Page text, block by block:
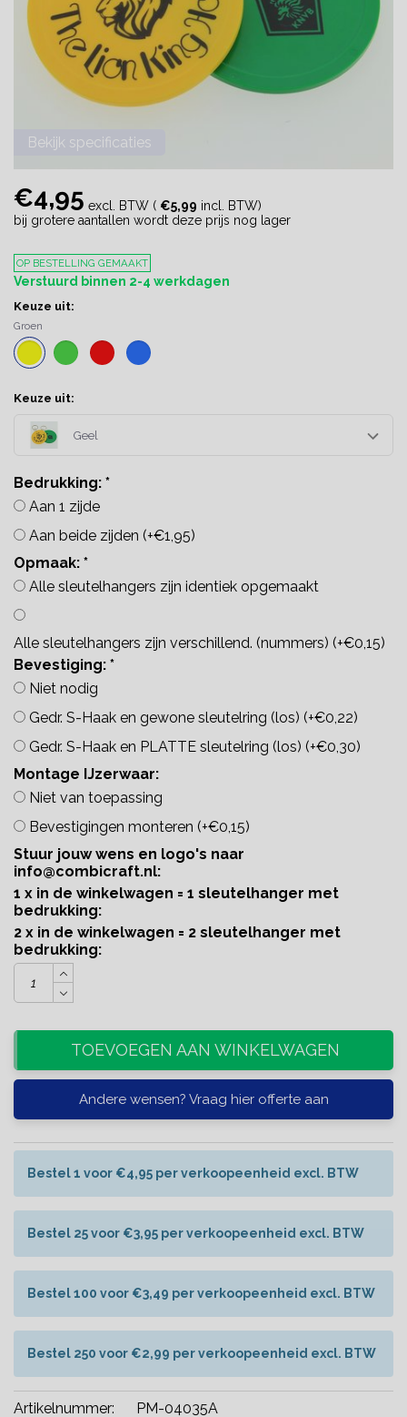
Bekijk specificaties
€4,95 excl. BTW ( €5,99 incl. BTW)
bij grotere aantallen wordt deze prijs nog lager
OP BESTELLING GEMAAKT
Verstuurd binnen 2-4 werkdagen
Keuze uit:
Groen
Keuze uit:
Geel
Bedrukking: *
Aan 1 zijde
Aan beide zijden (+€1,95)
Opmaak: *
Alle sleutelhangers zijn identiek opgemaakt
Alle sleutelhangers zijn verschillend. (nummers) (+€0,15)
Bevestiging: *
Niet nodig
Gedr. S-Haak en gewone sleutelring (los) (+€0,22)
Gedr. S-Haak en PLATTE sleutelring (los) (+€0,30)
Montage IJzerwaar:
Niet van toepassing
Bevestigingen monteren (+€0,15)
Stuur jouw wens en logo's naar
info@combicraft.nl:
1 x in de winkelwagen = 1 sleutelhanger met
bedrukking:
2 x in de winkelwagen = 2 sleutelhanger met
bedrukking:
TOEVOEGEN AAN WINKELWAGEN
Andere wensen? Vraag hier offerte aan
Bestel 1 voor €4,95 per verkoopeenheid excl. BTW
Bestel 25 voor €3,95 per verkoopeenheid excl. BTW
Bestel 100 voor €3,49 per verkoopeenheid excl. BTW
Bestel 250 voor €2,99 per verkoopeenheid excl. BTW
Artikelnummer: PM-04035A